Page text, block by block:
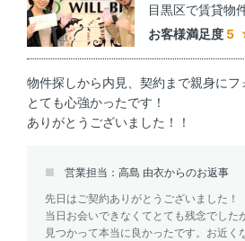
目黒区で賃貸物
お客様満足度 5
物件探しから内見、契約まで親身にフ
とても心強かったです！
ありがとうございました！！
営業担当：高島 由衣からのお返事
先日はご契約ありがとうございました！
当日お会いできなくてとても残念でした
見つかって本当に良かったです。お近く